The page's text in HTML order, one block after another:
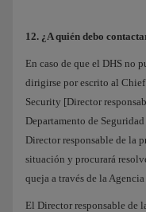
12. ¿A quién debo
En caso de que el DHS no
dirigirse por escrito al
Security [Director
Departamento de
Director responsable de la
situación y procurará
queja a través de la
El Director responsable de